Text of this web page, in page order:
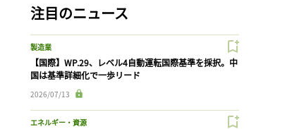
注目のニュース
製造業
【国際】WP.29、レベル4自動運転国際基準を採択。中
国は基準詳細化で一歩リード
2026/07/13
エネルギー・資源